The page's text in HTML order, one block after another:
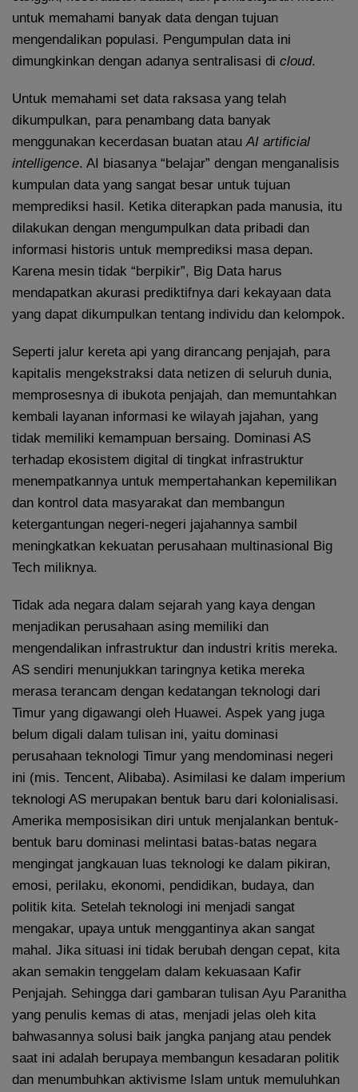
untuk memahami banyak data dengan tujuan
mengendalikan populasi. Pengumpulan data ini
dimungkinkan dengan adanya sentralisasi di cloud.
Untuk memahami set data raksasa yang telah
dikumpulkan, para penambang data banyak
menggunakan kecerdasan buatan atau AI artificial
intelligence. AI biasanya “belajar” dengan menganalisis
kumpulan data yang sangat besar untuk tujuan
memprediksi hasil. Ketika diterapkan pada manusia, itu
dilakukan dengan mengumpulkan data pribadi dan
informasi historis untuk memprediksi masa depan.
Karena mesin tidak “berpikir”, Big Data harus
mendapatkan akurasi prediktifnya dari kekayaan data
yang dapat dikumpulkan tentang individu dan kelompok.
Seperti jalur kereta api yang dirancang penjajah, para
kapitalis mengekstraksi data netizen di seluruh dunia,
memprosesnya di ibukota penjajah, dan memuntahkan
kembali layanan informasi ke wilayah jajahan, yang
tidak memiliki kemampuan bersaing. Dominasi AS
terhadap ekosistem digital di tingkat infrastruktur
menempatkannya untuk mempertahankan kepemilikan
dan kontrol data masyarakat dan membangun
ketergantungan negeri-negeri jajahannya sambil
meningkatkan kekuatan perusahaan multinasional Big
Tech miliknya.
Tidak ada negara dalam sejarah yang kaya dengan
menjadikan perusahaan asing memiliki dan
mengendalikan infrastruktur dan industri kritis mereka.
AS sendiri menunjukkan taringnya ketika mereka
merasa terancam dengan kedatangan teknologi dari
Timur yang digawangi oleh Huawei. Aspek yang juga
belum digali dalam tulisan ini, yaitu dominasi
perusahaan teknologi Timur yang mendominasi negeri
ini (mis. Tencent, Alibaba). Asimilasi ke dalam imperium
teknologi AS merupakan bentuk baru dari kolonialisasi.
Amerika memposisikan diri untuk menjalankan bentuk-
bentuk baru dominasi melintasi batas-batas negara
mengingat jangkauan luas teknologi ke dalam pikiran,
emosi, perilaku, ekonomi, pendidikan, budaya, dan
politik kita. Setelah teknologi ini menjadi sangat
mengakar, upaya untuk menggantinya akan sangat
mahal. Jika situasi ini tidak berubah dengan cepat, kita
akan semakin tenggelam dalam kekuasaan Kafir
Penjajah. Sehingga dari gambaran tulisan Ayu Paranitha
yang penulis kemas di atas, menjadi jelas oleh kita
bahwasannya solusi baik jangka panjang atau pendek
saat ini adalah berupaya membangun kesadaran politik
dan menumbuhkan aktivisme Islam untuk memuluhkan